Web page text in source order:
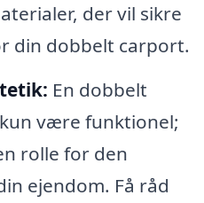
der vil sikre
din dobbelt carport.
En dobbelt
være funktionel;
rolle for den
ejendom. Få råd